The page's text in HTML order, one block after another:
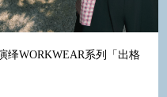
绎WORKWEAR系列「出格